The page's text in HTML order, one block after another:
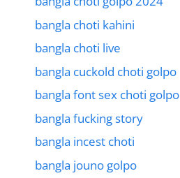
bangla choti kahini
bangla choti live
bangla cuckold choti golpo
bangla font sex choti golpo
bangla fucking story
bangla incest choti
bangla jouno golpo